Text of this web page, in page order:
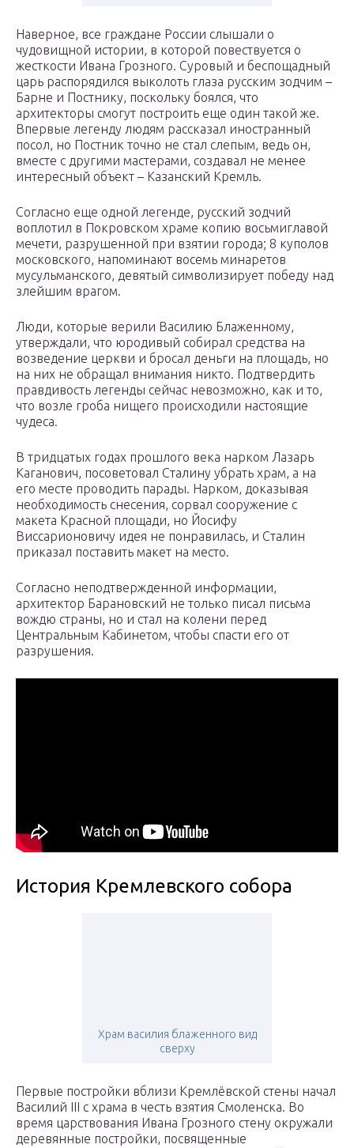
Наверное, все граждане России слышали о
чудовищной истории, в которой повествуется о
жесткости Ивана Грозного. Суровый и беспощадный
царь распорядился выколоть глаза русским зодчим –
Барне и Постнику, поскольку боялся, что
архитекторы смогут построить еще один такой же.
Впервые легенду людям рассказал иностранный
посол, но Постник точно не стал слепым, ведь он,
вместе с другими мастерами, создавал не менее
интересный объект – Казанский Кремль.
Согласно еще одной легенде, русский зодчий
воплотил в Покровском храме копию восьмиглавой
мечети, разрушенной при взятии города; 8 куполов
московского, напоминают восемь минаретов
мусульманского, девятый символизирует победу над
злейшим врагом.
Люди, которые верили Василию Блаженному,
утверждали, что юродивый собирал средства на
возведение церкви и бросал деньги на площадь, но
на них не обращал внимания никто. Подтвердить
правдивость легенды сейчас невозможно, как и то,
что возле гроба нищего происходили настоящие
чудеса.
В тридцатых годах прошлого века нарком Лазарь
Каганович, посоветовал Сталину убрать храм, а на
его месте проводить парады. Нарком, доказывая
необходимость снесения, сорвал сооружение с
макета Красной площади, но Йосифу
Виссарионовичу идея не понравилась, и Сталин
приказал поставить макет на место.
Согласно неподтвержденной информации,
архитектор Барановский не только писал письма
вождю страны, но и стал на колени перед
Центральным Кабинетом, чтобы спасти его от
разрушения.
История Кремлевского собора
Храм василия блаженного вид
сверху
Первые постройки вблизи Кремлёвской стены начал
Василий III с храма в честь взятия Смоленска. Во
время царствования Ивана Грозного стену окружали
деревянные постройки, посвященные